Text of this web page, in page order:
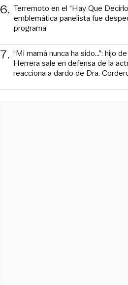
6. Terremoto en el “Hay Que
emblemática panelista fue
programa
7. “Mi mamá nunca ha sido...”: hijo
Herrera sale en defensa de la
reacciona a dardo de Dra.